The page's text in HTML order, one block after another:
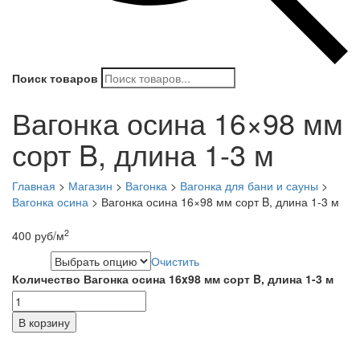
Поиск товаров
Вагонка осина 16×98 мм
сорт B, длина 1-3 м
Главная > Магазин > Вагонка > Вагонка для бани и сауны >
Вагонка осина > Вагонка осина 16×98 мм сорт B, длина 1-3 м
400 руб/м2
Очистить
Количество Вагонка осина 16x98 мм сорт B, длина 1-3 м
В корзину